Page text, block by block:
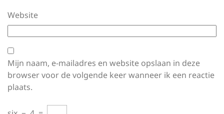
Website
Mijn naam, e-mailadres en website opslaan in deze
browser voor de volgende keer wanneer ik een reactie
plaats.